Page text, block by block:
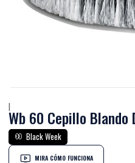
|
Wb 60 Cepillo Blando
Black Week
MIRA CÓMO FUNCIONA